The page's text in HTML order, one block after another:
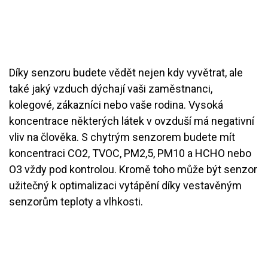
Díky senzoru budete vědět nejen kdy vyvětrat, ale
také jaký vzduch dýchají vaši zaměstnanci,
kolegové, zákazníci nebo vaše rodina. Vysoká
koncentrace některých látek v ovzduší má negativní
vliv na člověka. S chytrým senzorem budete mít
koncentraci CO2, TVOC, PM2,5, PM10 a HCHO nebo
O3 vždy pod kontrolou. Kromě toho může být senzor
užitečný k optimalizaci vytápění díky vestavěným
senzorům teploty a vlhkosti.